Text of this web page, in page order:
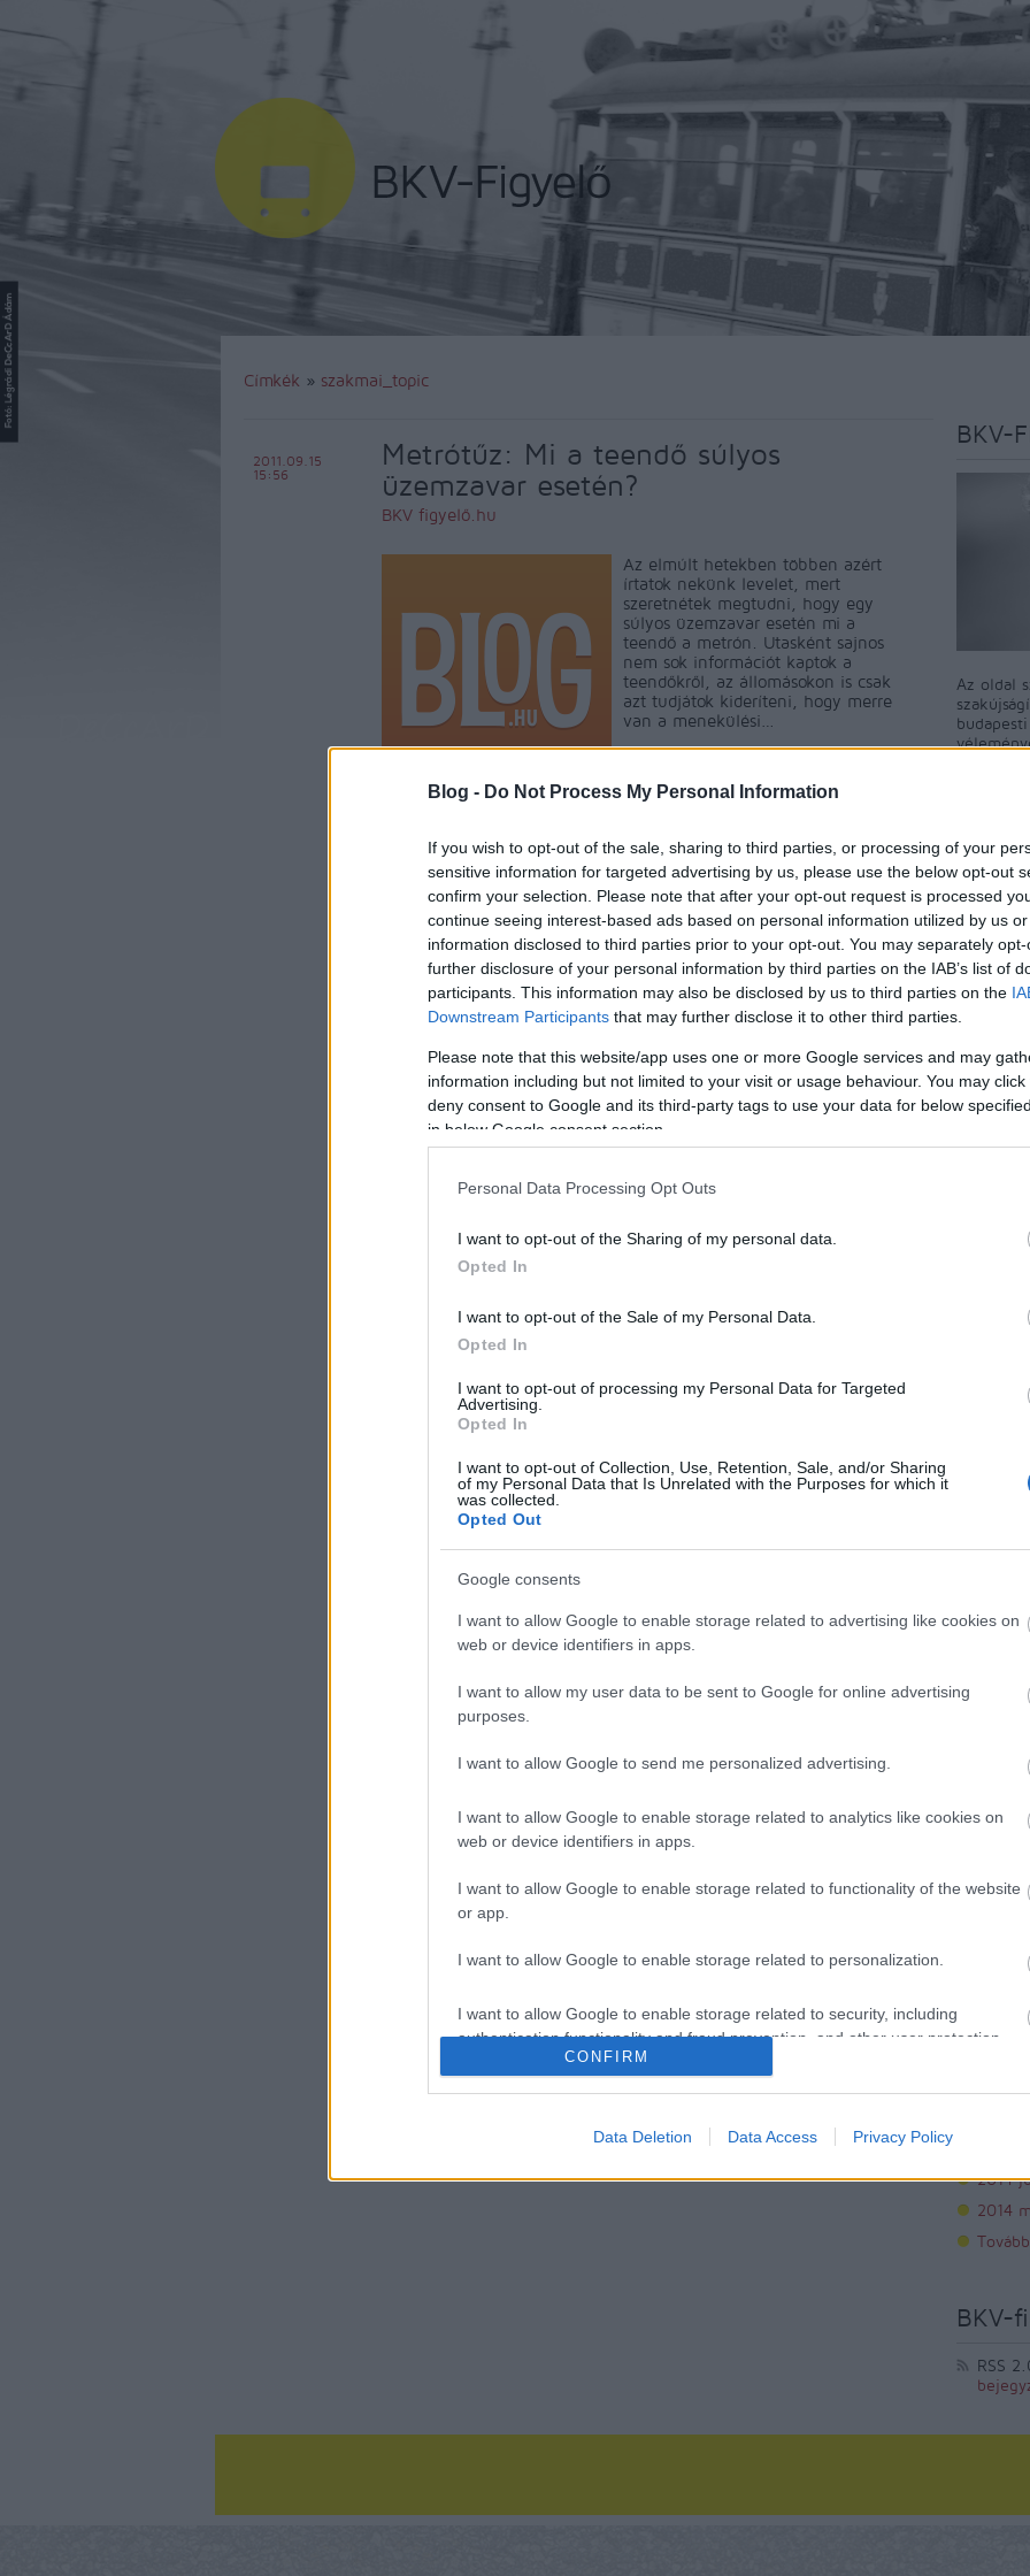
Blog - Do Not Process My Personal Information
If you wish to opt-out of the sale, sharing to third parties, or processing of your
sensitive information for targeted advertising by us, please use the below opt-out
confirm your selection. Please note that after your opt-out request is processed
continue seeing interest-based ads based on personal information utilized by us
information disclosed to third parties prior to your opt-out. You may separately
further disclosure of your personal information by third parties on the IAB’s list of
participants. This information may also be disclosed by us to third parties on the
Downstream Participants that may further disclose it to other third parties.
Please note that this website/app uses one or more Google services and may
information including but not limited to your visit or usage behaviour. You may
deny consent to Google and its third-party tags to use your data for below
in below Google consent section.
Personal Data Processing Opt Outs
I want to opt-out of the Sharing of my personal data.
Opted In
I want to opt-out of the Sale of my Personal Data.
Opted In
I want to opt-out of processing my Personal Data for Targeted
Advertising.
Opted In
I want to opt-out of Collection, Use, Retention, Sale, and/or Sharing
of my Personal Data that Is Unrelated with the Purposes for which it
was collected.
Opted Out
Google consents
I want to allow Google to enable storage related to advertising like cookies on
web or device identifiers in apps.
I want to allow my user data to be sent to Google for online advertising
purposes.
I want to allow Google to send me personalized advertising.
I want to allow Google to enable storage related to analytics like cookies on
web or device identifiers in apps.
I want to allow Google to enable storage related to functionality of the website
or app.
I want to allow Google to enable storage related to personalization.
I want to allow Google to enable storage related to security, including
authentication functionality and fraud prevention, and other user protection.
CONFIRM
Data Deletion Data Access Privacy Policy
Címkék » szakmai_topic
Metrótűz: Mi a teendő súlyos
üzemzavar esetén?
BKV figyelő.hu
2011.09.15
15:56
Az elmúlt hetekben többen azért
írtatok nekünk levelet, mert
szeretnétek megtudni, hogy egy
súlyos üzemzavar esetén mi a
teendő a metrón. Utasként sajnos
nem sok információt kaptok a
teendőkről, az állomásokon is csak
azt tudjátok kideríteni, hogy merre
van a menekülési…
kommentkomment Címkék:budapest bkv metró baleset tűz
utas
javaslat tájékoztatás észrevétel szakmai topic
Tetszik 0
BKV-
Az oldal
A blog
A BKV-
ért
a BKV-
talál,
nekünk!
2015
2015
2014
2014
2014
Tovább
BKV-
RSS